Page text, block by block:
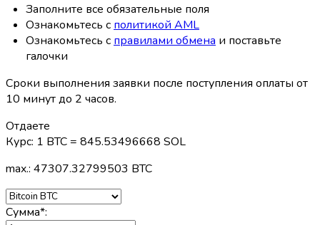
Заполните все обязательные поля
Ознакомьтесь с политикой AML
Ознакомьтесь с правилами обмена и поставьте
галочки
Сроки выполнения заявки после поступления оплаты от
10 минут до 2 часов.
Отдаете
Курс: 1 BTC = 845.53496668 SOL
max.: 47307.32799503 BTC
Сумма*: